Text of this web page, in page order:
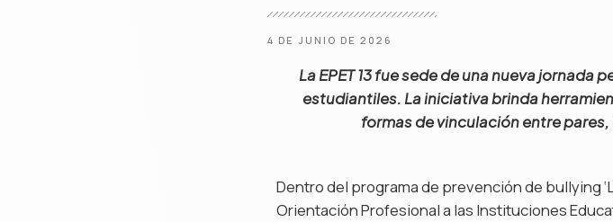
4 DE JUNIO DE 2026
La EPET 13 fue sede de una nueva
estudiantiles. La iniciativa brinda
formas de vinculación entre
Dentro del programa de prevención de bullying
Orientación Profesional a las Instituciones